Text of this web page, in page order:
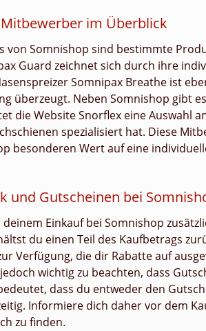
im Überblick
von Somnishop sind bestimmte
Guard zeichnet sich durch ihre
Somnipax Breathe ist
überzeugt. Neben Somnishop gibt
die Website Snorflex eine Auswahl
spezialisiert hat. Diese
besonderen Wert auf eine
und Gutscheinen bei
Einkauf bei Somnishop
du einen Teil des Kaufbetrags
Verfügung, die dir Rabatte auf
wichtig zu beachten, dass
dass du entweder den
Informiere dich daher vor dem
zu finden.